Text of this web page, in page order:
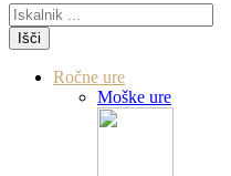
Išči
Ročne ure
Moške ure